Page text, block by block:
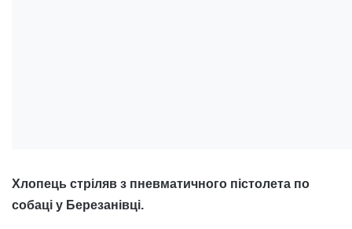
Хлопець стріляв з пневматичного пістолета по
собаці у Березанівці.